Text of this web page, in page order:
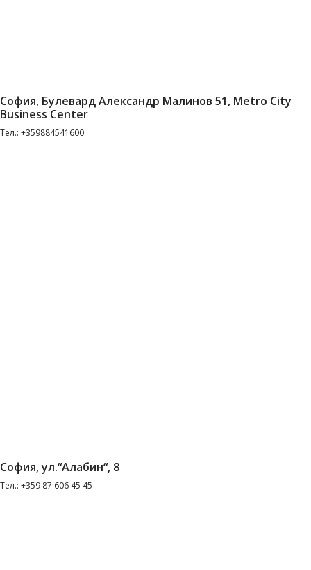
София, Булевард Александр Малинов 51, Metro City
Business Center
Тел.: +359884541600
София, ул.“Алабин“, 8
Тел.: +359 87 606 45 45